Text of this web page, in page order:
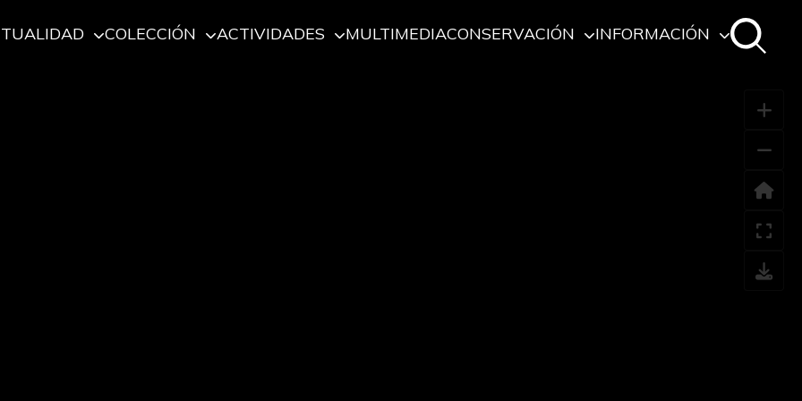
COLECCIÓN ACTIVIDADES MULTIMEDIACONSERVACIÓN INFORMACIÓN